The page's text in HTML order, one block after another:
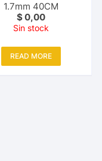
1.7mm 40CM
$0,00
Sin stock
READ MORE